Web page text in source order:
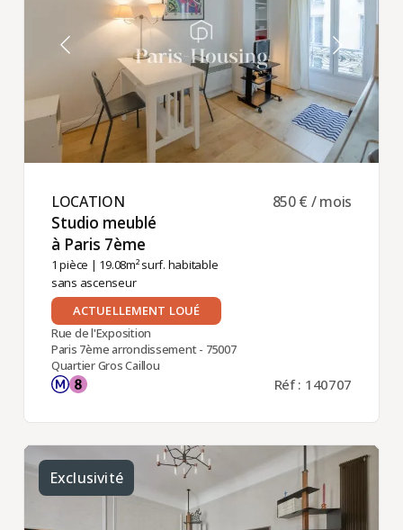
LOCATION ​
Studio meublé
à Paris 7ème ​
1 pièce | 19.08m² surf. habitable
sans ascenseur
850 € / mois
ACTUELLEMENT LOUÉ
Rue de l'Exposition
Paris 7ème arrondissement - 75007
Quartier Gros Caillou
Réf : 140707
Exclusivité